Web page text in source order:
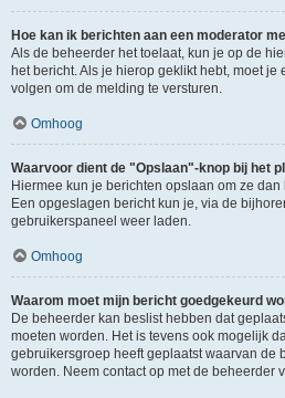
Hoe kan ik berichten aan een moderator
Als de beheerder het toelaat, kun je op de
het bericht. Als je hierop geklikt hebt, moet
volgen om de melding te versturen.
Omhoog
Waarvoor dient de "Opslaan"-knop bij het
Hiermee kun je berichten opslaan om ze
Een opgeslagen bericht kun je, via de
gebruikerspaneel weer laden.
Omhoog
Waarom moet mijn bericht goedgekeurd
De beheerder kan beslist hebben dat
moeten worden. Het is tevens ook mogelijk
gebruikersgroep heeft geplaatst waarvan de
worden. Neem contact op met de beheerder